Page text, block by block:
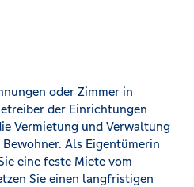
oder Zimmer in
der Einrichtungen
Vermietung und Verwaltung
Als Eigentümerin
eine feste Miete vom
Sie einen langfristigen